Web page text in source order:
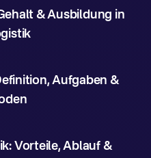
& Ausbildung in
Aufgaben &
Vorteile, Ablauf &